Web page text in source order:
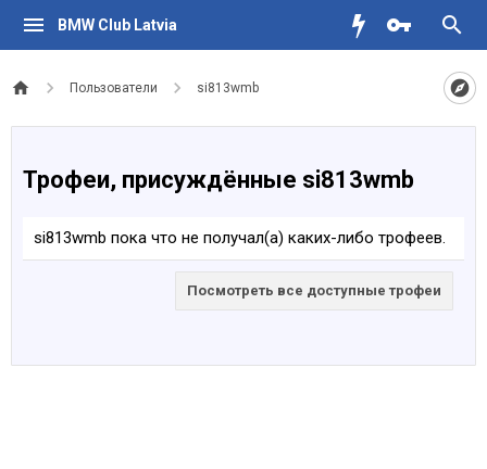
BMW Club Latvia
Пользователи si813wmb
Трофеи, присуждённые si813wmb
si813wmb пока что не получал(а) каких-либо трофеев.
Посмотреть все доступные трофеи